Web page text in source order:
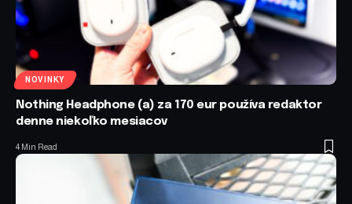
NOVINKY
Nothing Headphone (a) za 170 eur používa redaktor
denne niekoľko mesiacov
4 Min Read